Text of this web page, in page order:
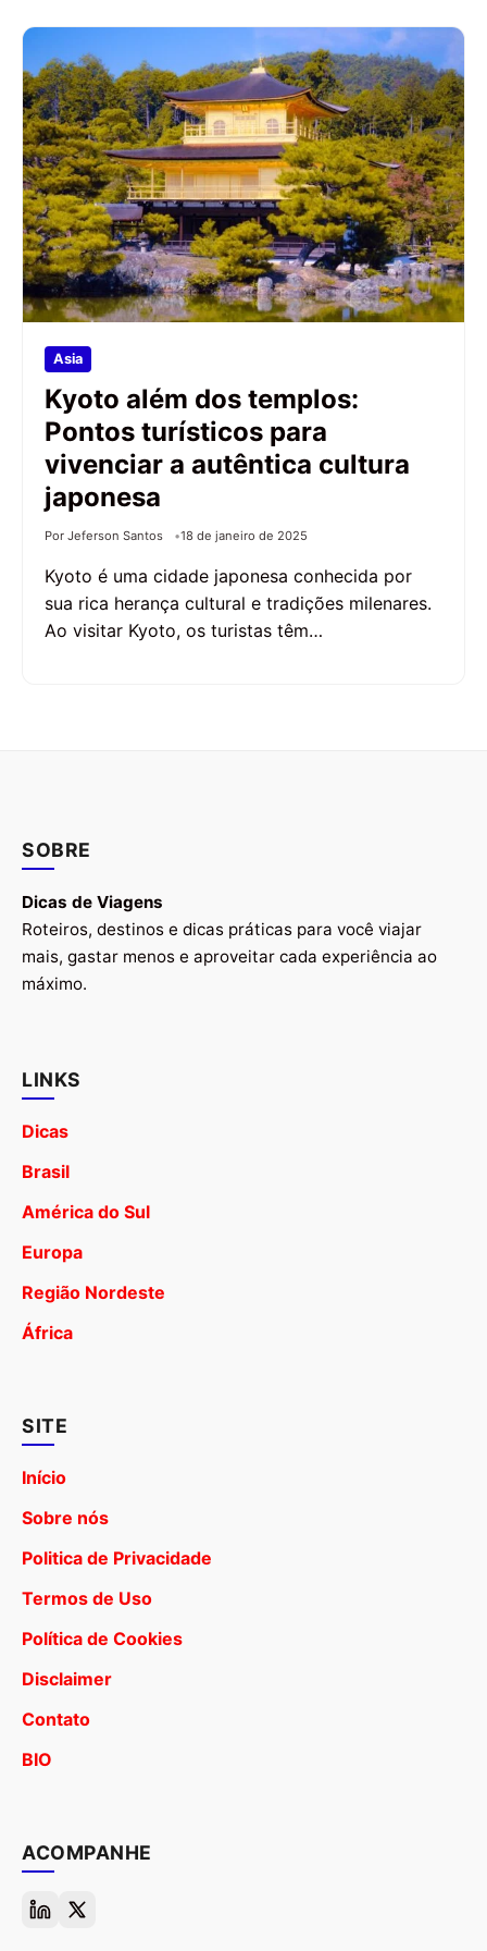
Asia
Kyoto além dos templos:
Pontos turísticos para
vivenciar a autêntica cultura
japonesa
Por Jeferson Santos 18 de janeiro de 2025
Kyoto é uma cidade japonesa conhecida por
sua rica herança cultural e tradições milenares.
Ao visitar Kyoto, os turistas têm…
SOBRE
Dicas de Viagens
Roteiros, destinos e dicas práticas para você viajar
mais, gastar menos e aproveitar cada experiência ao
máximo.
LINKS
Dicas
Brasil
América do Sul
Europa
Região Nordeste
África
SITE
Início
Sobre nós
Politica de Privacidade
Termos de Uso
Política de Cookies
Disclaimer
Contato
BIO
ACOMPANHE